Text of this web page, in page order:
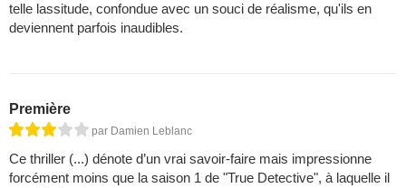
telle lassitude, confondue avec un souci de réalisme, qu'ils en
deviennent parfois inaudibles.
Première
par Damien Leblanc
Ce thriller (...) dénote d’un vrai savoir-faire mais impressionne
forcément moins que la saison 1 de "True Detective", à laquelle il